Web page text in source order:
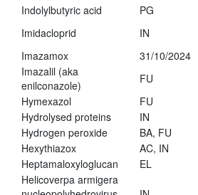
Indolylbutyric acid
PG
Imidacloprid
IN
Imazamox
31/10/2024
Imazalil (aka
enilconazole)
FU
Hymexazol
FU
Hydrolysed proteins
IN
Hydrogen peroxide
BA, FU
Hexythiazox
AC, IN
Heptamaloxyloglucan
EL
Helicoverpa armigera